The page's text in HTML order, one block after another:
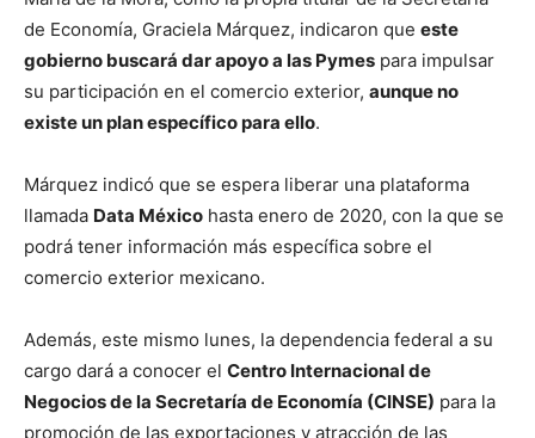
de Economía, Graciela Márquez, indicaron que este
gobierno buscará dar apoyo a las Pymes para impulsar
su participación en el comercio exterior, aunque no
existe un plan específico para ello.
Márquez indicó que se espera liberar una plataforma
llamada Data México hasta enero de 2020, con la que se
podrá tener información más específica sobre el
comercio exterior mexicano.
Además, este mismo lunes, la dependencia federal a su
cargo dará a conocer el Centro Internacional de
Negocios de la Secretaría de Economía (CINSE) para la
promoción de las exportaciones y atracción de las